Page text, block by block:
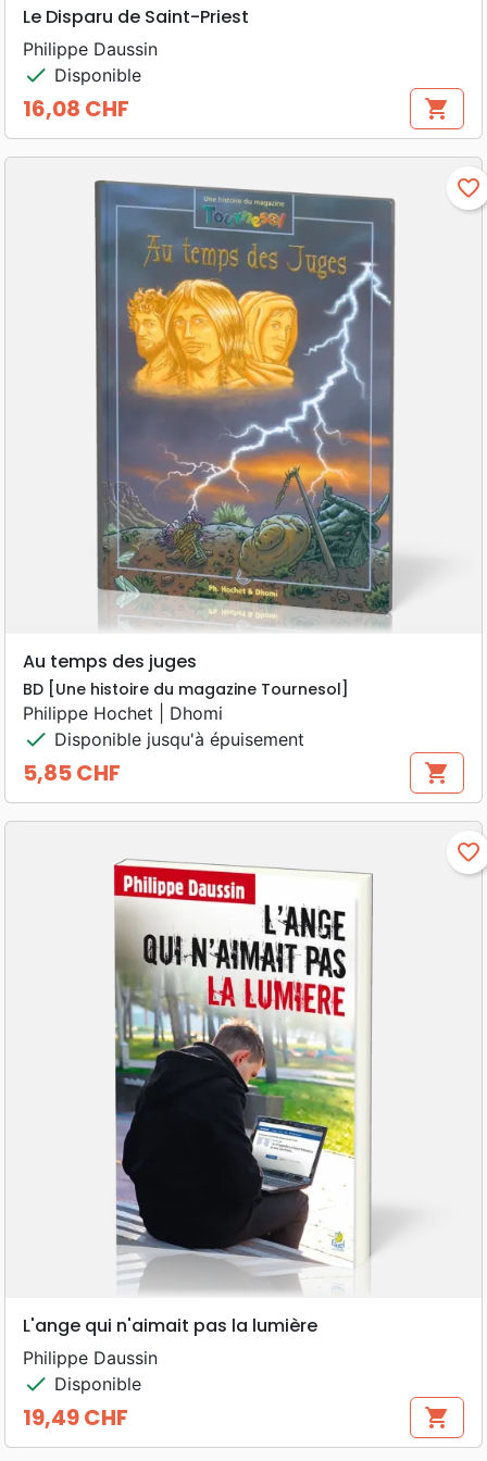
Le Disparu de Saint-Priest
Philippe Daussin
check Disponible
Prix
16,08 CHF shopping_cart
favorite_border
Au temps des juges
BD [Une histoire du magazine Tournesol]
Philippe Hochet | Dhomi
check Disponible jusqu'à épuisement
Prix
5,85 CHF shopping_cart
favorite_border
L'ange qui n'aimait pas la lumière
Philippe Daussin
check Disponible
Prix
19,49 CHF shopping_cart